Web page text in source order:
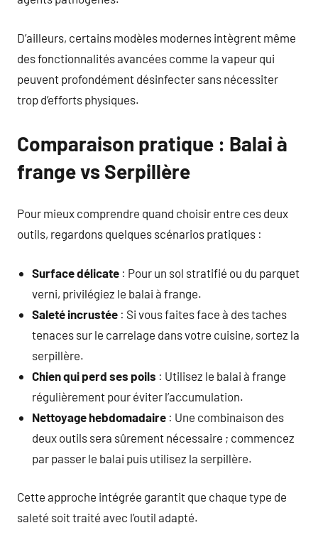
D’ailleurs, certains modèles modernes intègrent même
des fonctionnalités avancées comme la vapeur qui
peuvent profondément désinfecter sans nécessiter
trop d’efforts physiques.
Comparaison pratique : Balai à
frange vs Serpillère
Pour mieux comprendre quand choisir entre ces deux
outils, regardons quelques scénarios pratiques :
Surface délicate : Pour un sol stratifié ou du parquet
verni, privilégiez le balai à frange.
Saleté incrustée : Si vous faites face à des taches
tenaces sur le carrelage dans votre cuisine, sortez la
serpillère.
Chien qui perd ses poils : Utilisez le balai à frange
régulièrement pour éviter l’accumulation.
Nettoyage hebdomadaire : Une combinaison des
deux outils sera sûrement nécessaire ; commencez
par passer le balai puis utilisez la serpillère.
Cette approche intégrée garantit que chaque type de
saleté soit traité avec l’outil adapté.